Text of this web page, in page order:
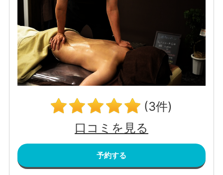
(3件)
口コミを見る
予約する